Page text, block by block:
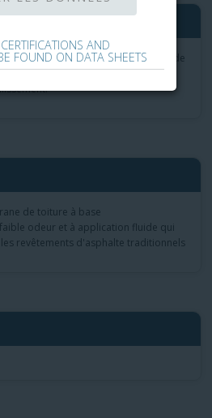
à l'asphalte et au goudron de
à l'humidité, aux produits
de toiture à base
odeur et à application fluide qui
revêtements d'asphalte traditionnels
AND
FOUND ON DATA SHEETS